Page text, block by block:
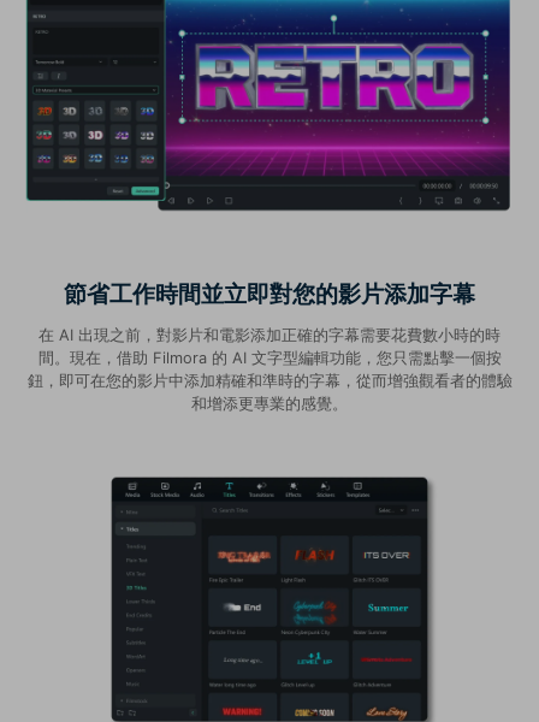
節省工作時間並立即對您的影片添加字幕
在 AI 出現之前，對影片和電影添加正確的字幕需要花費數小時的時
間。現在，借助 Filmora 的 AI 文字型編輯功能，您只需點擊一個按
鈕，即可在您的影片中添加精確和準時的字幕，從而增強觀看者的體驗
和增添更專業的感覺。